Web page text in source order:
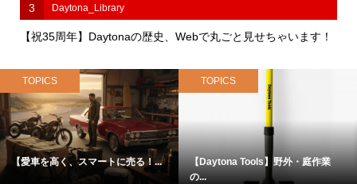
3 Daytona_Library
【祝35周年】Daytonaの歴史、Webで丸ごと見せちゃいます！
TOPICS
【愛車を高く、スマートに売る！...
TOPICS
【Daytona Tools】野外・庭作業
の...